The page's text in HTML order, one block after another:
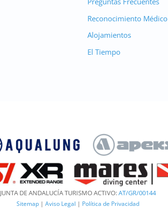
Reconocimiento Médico
Alojamientos
El Tiempo
JUNTA DE ANDALUCÍA TURISMO ACTIVO:AT/GR/00144
Sitemap| Aviso Legal | Política de Privacidad